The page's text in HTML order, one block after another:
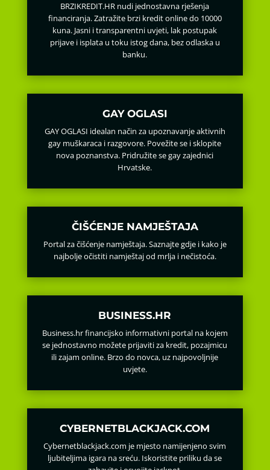
BRZIKREDIT.HR nudi jednostavna rješenja
financiranja. Zatražite brzi kredit online do 10000
kuna. Jasni i transparentni uvjeti, lak postupak
prijave i isplata u toku istog dana, bez odlaska u
banku.
GAY OGLASI
GAY OGLASI idealan način za upoznavanje aktivnih
gay muškaraca i razgovore. Povežite se i sklopite
nova poznanstva. Pridružite se gay zajednici
Hrvatske.
ČIŠĆENJE NAMJEŠTAJA
Portal za čišćenje namještaja. Saznajte gdje i kako je
najbolje očistiti namještaj od mrlja i nečistoća.
BUSINESS.HR
Business.hr financijsko informativni portal na kojem
se jednostavno možete prijaviti za kredit, pozajmicu
ili zajam online. Brzo do novca, uz najpovoljnije
uvjete.
CYBERNETBLACKJACK.COM
Cybernetblackjack.com je mjesto namijenjeno svim
ljubiteljima igara na sreću. Iskoristite priliku da se